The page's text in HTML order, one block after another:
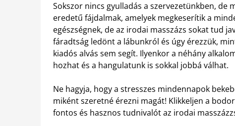
Sokszor nincs gyulladás a szervezetünkben, de
eredetű fájdalmak, amelyek megkeserítik a
egészségnek, de az irodai masszázs sokat tud
fáradtság ledönt a lábunkról és úgy érezzük,
kiadós alvás sem segít. Ilyenkor a néhány
hozhat és a hangulatunk is sokkal jobbá válhat.
Ne hagyja, hogy a stresszes mindennapok
miként szeretné érezni magát! Klikkeljen a
fontos és hasznos tudnivalót az irodai